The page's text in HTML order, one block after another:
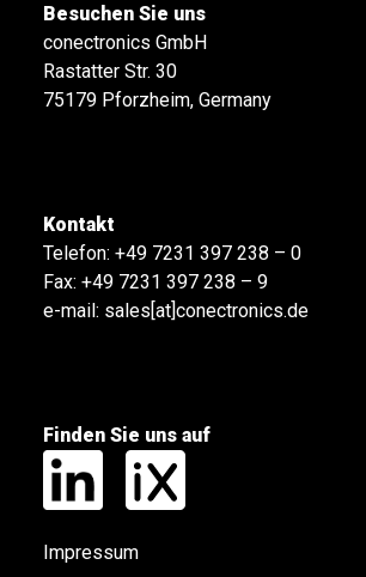
Besuchen Sie uns
conectronics GmbH
Rastatter Str. 30
75179 Pforzheim, Germany
Kontakt
Telefon: +49 7231 397 238 – 0
Fax: +49 7231 397 238 – 9
e-mail: sales[at]conectronics.de
Finden Sie uns auf
Impressum